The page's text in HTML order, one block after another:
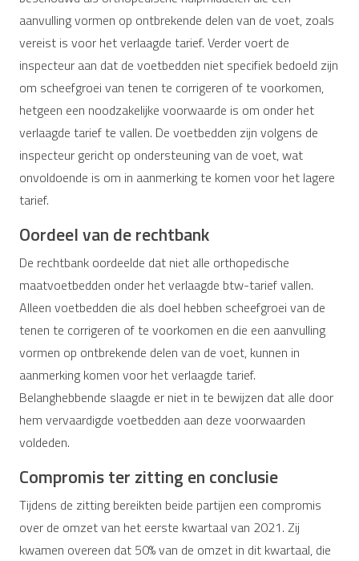
aanvulling vormen op ontbrekende delen van de voet, zoals
vereist is voor het verlaagde tarief. Verder voert de
inspecteur aan dat de voetbedden niet specifiek bedoeld zijn
om scheefgroei van tenen te corrigeren of te voorkomen,
hetgeen een noodzakelijke voorwaarde is om onder het
verlaagde tarief te vallen. De voetbedden zijn volgens de
inspecteur gericht op ondersteuning van de voet, wat
onvoldoende is om in aanmerking te komen voor het lagere
tarief.
Oordeel van de rechtbank
De rechtbank oordeelde dat niet alle orthopedische
maatvoetbedden onder het verlaagde btw-tarief vallen.
Alleen voetbedden die als doel hebben scheefgroei van de
tenen te corrigeren of te voorkomen en die een aanvulling
vormen op ontbrekende delen van de voet, kunnen in
aanmerking komen voor het verlaagde tarief.
Belanghebbende slaagde er niet in te bewijzen dat alle door
hem vervaardigde voetbedden aan deze voorwaarden
voldeden.
Compromis ter zitting en conclusie
Tijdens de zitting bereikten beide partijen een compromis
over de omzet van het eerste kwartaal van 2021. Zij
kwamen overeen dat 50% van de omzet in dit kwartaal, die